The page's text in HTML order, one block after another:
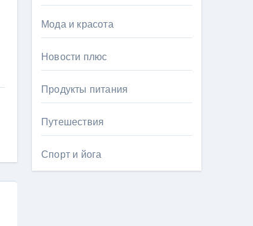
Мода и красота
Новости плюс
Продукты питания
Путешествия
Спорт и йога